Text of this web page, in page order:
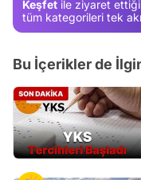
Keşfet ile ziyaret
tüm kategorileri tek
Bu İçerikler de